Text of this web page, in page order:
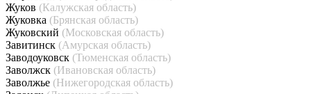
Жуков (Калужская область)
Жуковка (Брянская область)
Жуковский (Московская область)
Завитинск (Амурская область)
Заводоуковск (Тюменская область)
Заволжск (Ивановская область)
Заволжье (Нижегородская область)